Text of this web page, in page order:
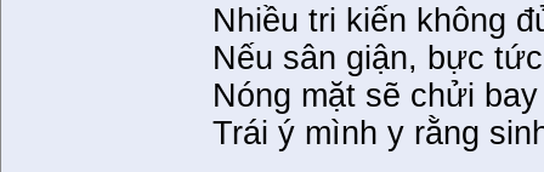
Nhiều tri kiến không
Nếu sân giận, bực
Nóng mặt sẽ chửi
Trái ý mình y rằng